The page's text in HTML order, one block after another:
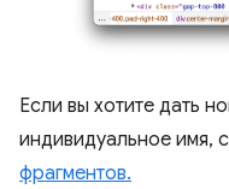
Если вы хотите дать
индивидуальное имя,
фрагментов.